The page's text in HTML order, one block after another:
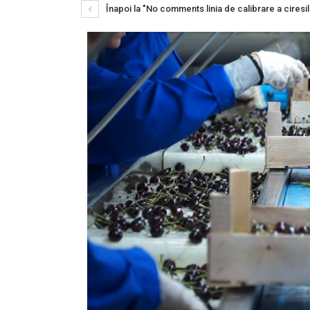
Înapoi la "No comments linia de calibrare a